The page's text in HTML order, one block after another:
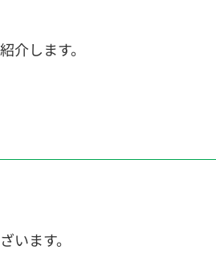
介します。
います。